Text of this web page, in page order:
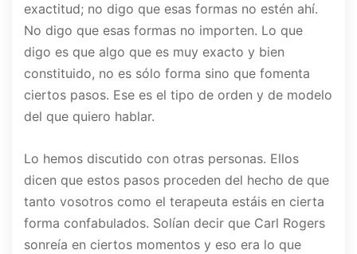
exactitud; no digo que esas formas no estén ahí.
No digo que esas formas no importen. Lo que
digo es que algo que es muy exacto y bien
constituido, no es sólo forma sino que fomenta
ciertos pasos. Ese es el tipo de orden y de modelo
del que quiero hablar.
Lo hemos discutido con otras personas. Ellos
dicen que estos pasos proceden del hecho de que
tanto vosotros como el terapeuta estáis en cierta
forma confabulados. Solían decir que Carl Rogers
sonreía en ciertos momentos y eso era lo que